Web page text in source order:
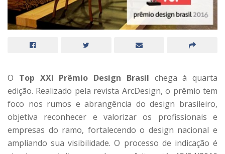
O Top XXI Prêmio Design Brasil chega à quarta
edição. Realizado pela revista ArcDesign, o prêmio tem
foco nos rumos e abrangência do design brasileiro,
objetiva reconhecer e valorizar os profissionais e
empresas do ramo, fortalecendo o design nacional e
ampliando sua visibilidade. O processo de indicação é